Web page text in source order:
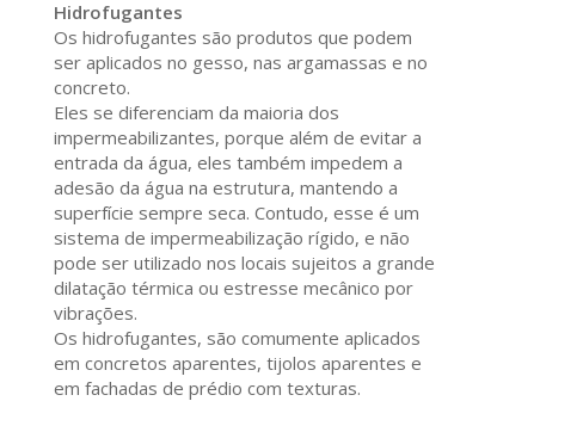
Hidrofugantes
Os hidrofugantes são produtos que podem
ser aplicados no gesso, nas argamassas e no
concreto.
Eles se diferenciam da maioria dos
impermeabilizantes, porque além de evitar a
entrada da água, eles também impedem a
adesão da água na estrutura, mantendo a
superfície sempre seca. Contudo, esse é um
sistema de impermeabilização rígido, e não
pode ser utilizado nos locais sujeitos a grande
dilatação térmica ou estresse mecânico por
vibrações.
Os hidrofugantes, são comumente aplicados
em concretos aparentes, tijolos aparentes e
em fachadas de prédio com texturas.